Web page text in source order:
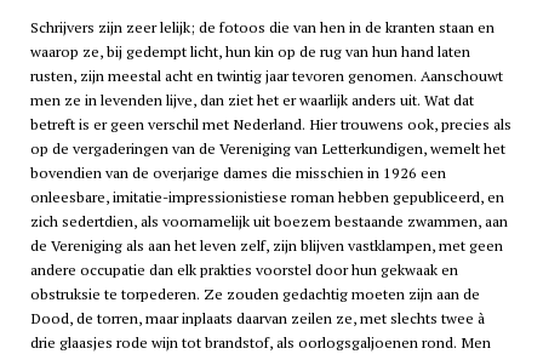
Schrijvers zijn zeer lelijk; de fotoos die van hen in de kranten staan en
waarop ze, bij gedempt licht, hun kin op de rug van hun hand laten
rusten, zijn meestal acht en twintig jaar tevoren genomen. Aanschouwt
men ze in levenden lijve, dan ziet het er waarlijk anders uit. Wat dat
betreft is er geen verschil met Nederland. Hier trouwens ook, precies als
op de vergaderingen van de Vereniging van Letterkundigen, wemelt het
bovendien van de overjarige dames die misschien in 1926 een
onleesbare, imitatie-impressionistiese roman hebben gepubliceerd, en
zich sedertdien, als voornamelijk uit boezem bestaande zwammen, aan
de Vereniging als aan het leven zelf, zijn blijven vastklampen, met geen
andere occupatie dan elk prakties voorstel door hun gekwaak en
obstruksie te torpederen. Ze zouden gedachtig moeten zijn aan de
Dood, de torren, maar inplaats daarvan zeilen ze, met slechts twee à
drie glaasjes rode wijn tot brandstof, als oorlogsgaljoenen rond. Men